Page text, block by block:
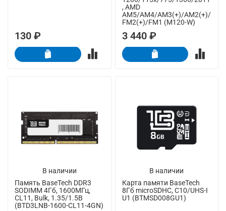
130 ₽
, AMD
AM5/AM4/AM3(+)/AM2(+)/
FM2(+)/FM1 (M120-W)
3 440 ₽
В наличии
Память BaseTech DDR3
SODIMM 4Гб, 1600МГц,
CL11, Bulk, 1.35/1.5В
(BTD3LNB-1600-CL11-4GN)
В наличии
Карта памяти BaseTech
8Гб microSDHC, C10/UHS-I
U1 (BTMSD008GU1)